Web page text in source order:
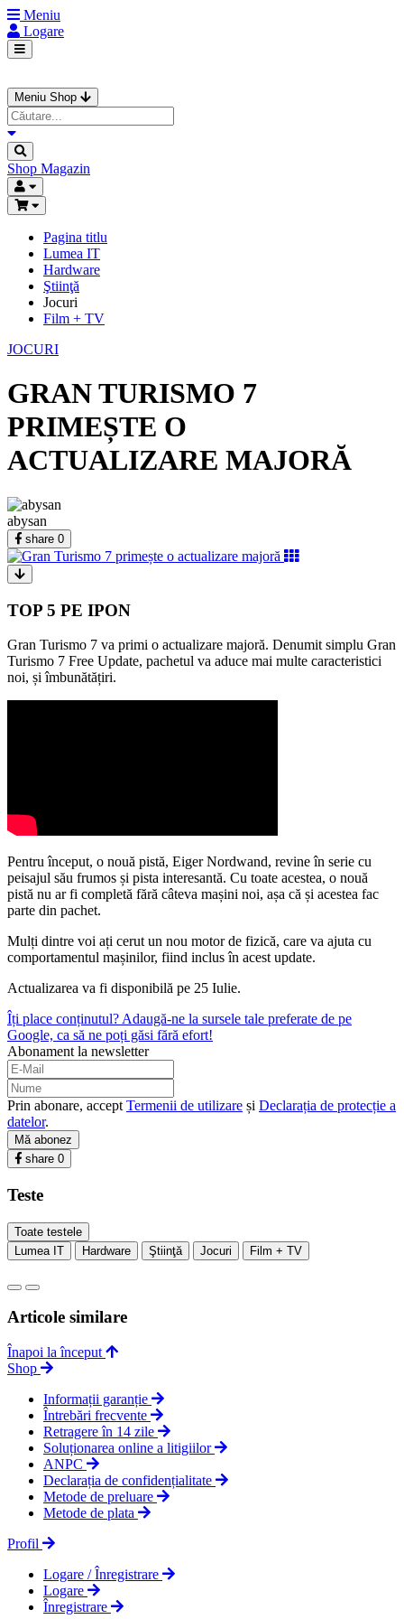
Meniu
Logare
Meniu Shop
Shop Magazin
Pagina titlu
Lumea IT
Hardware
Ştiinţă
Jocuri
Film + TV
JOCURI
GRAN TURISMO 7
PRIMEȘTE O
ACTUALIZARE MAJORĂ
abysan
share 0
TOP 5 PE IPON
Gran Turismo 7 va primi o actualizare majoră. Denumit simplu Gran
Turismo 7 Free Update, pachetul va aduce mai multe caracteristici
noi, și îmbunătățiri.
Pentru început, o nouă pistă, Eiger Nordwand, revine în serie cu
peisajul său frumos și pista interesantă. Cu toate acestea, o nouă
pistă nu ar fi completă fără câteva mașini noi, așa că și acestea fac
parte din pachet.
Mulți dintre voi ați cerut un nou motor de fizică, care va ajuta cu
comportamentul mașinilor, fiind inclus în acest update.
Actualizarea va fi disponibilă pe 25 Iulie.
Îți place conținutul? Adaugă-ne la sursele tale preferate de pe
Google, ca să ne poți găsi fără efort!
Abonament la newsletter
Prin abonare, accept Termenii de utilizare și Declarația de protecție a
datelor.
Mă abonez
share 0
Teste
Toate testele
Lumea IT
Hardware Ştiinţă Jocuri Film + TV
Articole similare
Înapoi la început
Shop
Informații garanție
Întrebări frecvente
Retragere în 14 zile
Soluționarea online a litigiilor
ANPC
Declarația de confidențialitate
Metode de preluare
Metode de plata
Profil
Logare / Înregistrare
Logare
Înregistrare